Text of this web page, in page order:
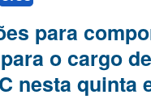
para
o cargo
nesta quinta